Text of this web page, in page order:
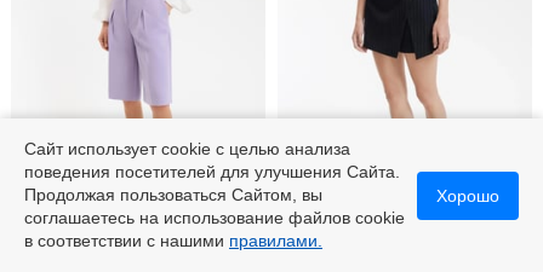
Финальная цена
LA REDOUTE COLLECTIONS
Шорты-бермуды со встречной
4,7
/ 5
LA REDOUTE COLLECTIONS
Юбка-шорты в теннисную
5
/
Сайт использует cookie с целью анализа
поведения посетителей для улучшения Сайта.
Продолжая пользоваться Сайтом, вы
соглашаетесь на использование файлов cookie
в соответствии с нашими правилами.
Хорошо